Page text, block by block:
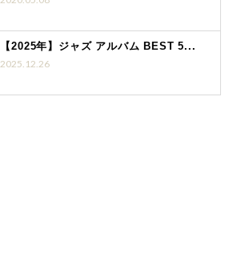
【2025年】ジャズ アルバム BEST 5...
2025.12.26